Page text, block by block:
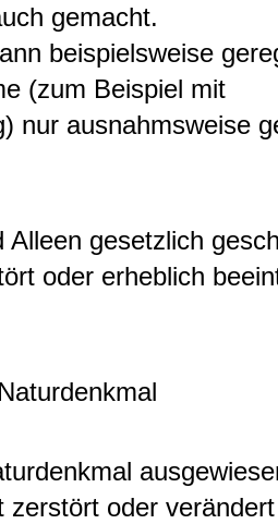
gemacht.
beispielsweise
(zum Beispiel mit
nur ausnahmsweise
gesetzlich
oder erheblich
oder